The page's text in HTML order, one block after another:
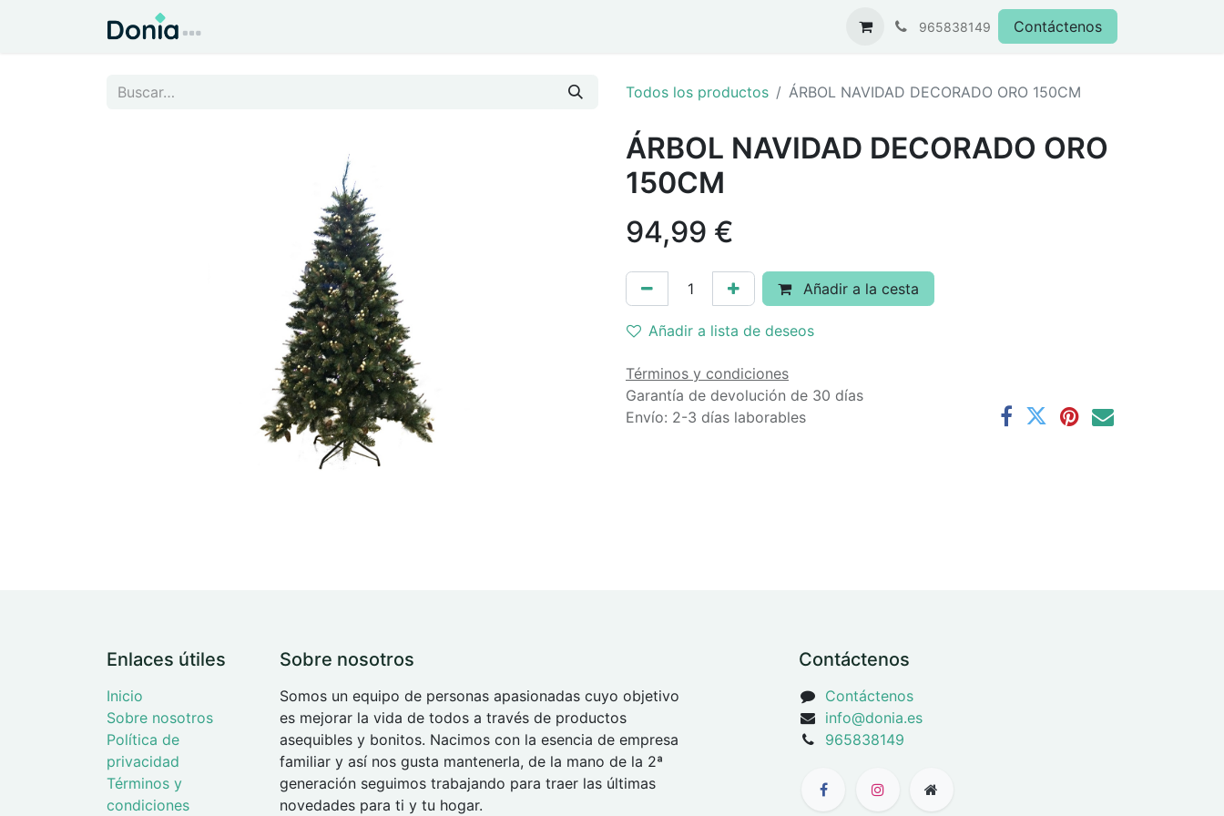
965838149 Contáctenos
Todos los productos ÁRBOL NAVIDAD DECORADO ORO 150CM
ÁRBOL NAVIDAD DECORADO ORO
150CM
94,99 €
Añadir a la cesta
Añadir a lista de deseos
Términos y condiciones
Garantía de devolución de 30 días
Envío: 2-3 días laborables
Enlaces útiles
Inicio
Sobre nosotros
Política de
privacidad
Términos y
condiciones
Sobre nosotros
Somos un equipo de personas apasionadas cuyo objetivo
es mejorar la vida de todos a través de productos
asequibles y bonitos. Nacimos con la esencia de empresa
familiar y así nos gusta mantenerla, de la mano de la 2ª
generación seguimos trabajando para traer las últimas
novedades para ti y tu hogar.
Contáctenos
Contáctenos
info@donia.es
965838149